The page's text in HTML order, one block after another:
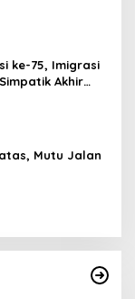
ke-75, Imigrasi
Akhir
Mutu Jalan